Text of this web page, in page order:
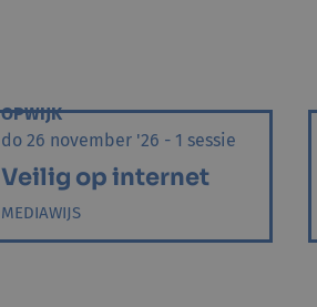
OPWIJK
do 26 november '26 - 1 sessie
Veilig op internet
MEDIAWIJS